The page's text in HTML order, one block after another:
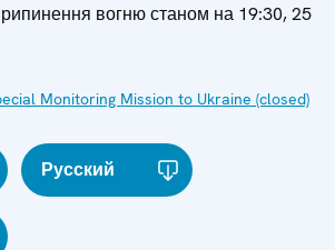
вогню станом на 19:30, 25
Monitoring Mission to Ukraine (closed)
Русский